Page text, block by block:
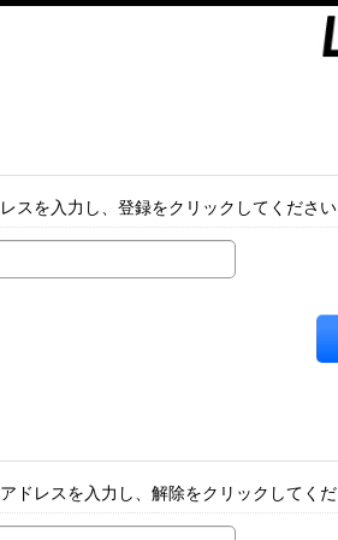
スを入力し、登録をクリックしてください
レスを入力し、解除をクリックしてくだ